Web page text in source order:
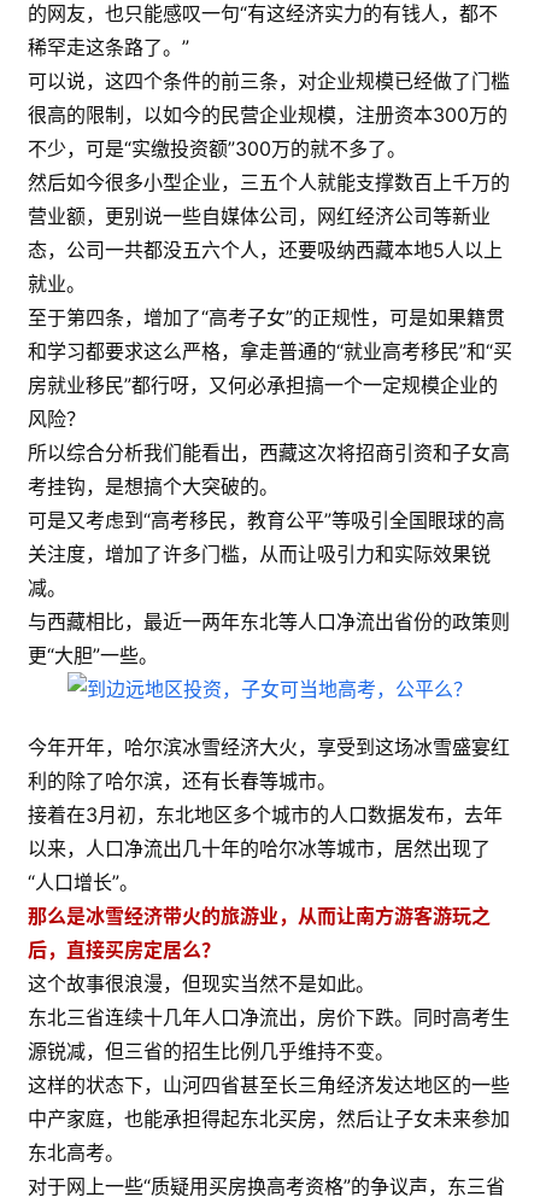
的网友，也只能感叹一句“有这经济实力的有钱人，都不
稀罕走这条路了。”
可以说，这四个条件的前三条，对企业规模已经做了门槛
很高的限制，以如今的民营企业规模，注册资本300万的
不少，可是“实缴投资额”300万的就不多了。
然后如今很多小型企业，三五个人就能支撑数百上千万的
营业额，更别说一些自媒体公司，网红经济公司等新业
态，公司一共都没五六个人，还要吸纳西藏本地5人以上
就业。
至于第四条，增加了“高考子女”的正规性，可是如果籍贯
和学习都要求这么严格，拿走普通的“就业高考移民”和“买
房就业移民”都行呀，又何必承担搞一个一定规模企业的
风险？
所以综合分析我们能看出，西藏这次将招商引资和子女高
考挂钩，是想搞个大突破的。
可是又考虑到“高考移民，教育公平”等吸引全国眼球的高
关注度，增加了许多门槛，从而让吸引力和实际效果锐
减。
与西藏相比，最近一两年东北等人口净流出省份的政策则
更“大胆”一些。
今年开年，哈尔滨冰雪经济大火，享受到这场冰雪盛宴红
利的除了哈尔滨，还有长春等城市。
接着在3月初，东北地区多个城市的人口数据发布，去年
以来，人口净流出几十年的哈尔冰等城市，居然出现了
“人口增长”。
那么是冰雪经济带火的旅游业，从而让南方游客游玩之
后，直接买房定居么？
这个故事很浪漫，但现实当然不是如此。
东北三省连续十几年人口净流出，房价下跌。同时高考生
源锐减，但三省的招生比例几乎维持不变。
这样的状态下，山河四省甚至长三角经济发达地区的一些
中产家庭，也能承担得起东北买房，然后让子女未来参加
东北高考。
对于网上一些“质疑用买房换高考资格”的争议声，东三省